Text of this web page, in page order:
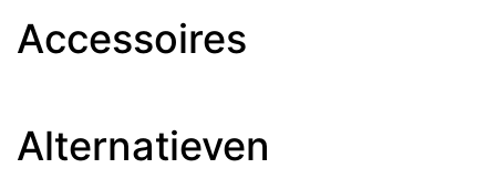
Accessoires
Alternatieven